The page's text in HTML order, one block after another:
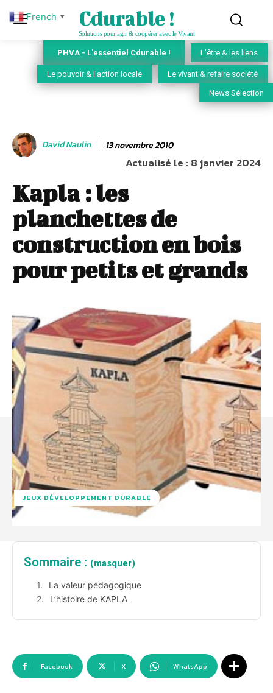
Cdurable !
Solutions pour agir & coopérer avec le Vivant
PHVA - L'essentiel Cdurable ! L'être & les liens
Le pouvoir & l'action locale Le vivant & refaire société
News Sélection
David Naulin 13 novembre 2010
Actualisé le :8 janvier 2024
Kapla : les
planchettes de
construction en bois
pour petits et grands
JEUX DÉVELOPPEMENT DURABLE
Sommaire : (masquer)
La valeur pédagogique
L’histoire de KAPLA
Facebook X WhatsApp
French ▼